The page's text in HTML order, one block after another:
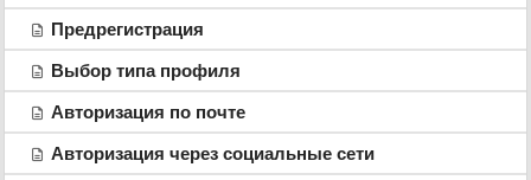
Предрегистрация
Выбор типа профиля
Авторизация по почте
Авторизация через социальные сети